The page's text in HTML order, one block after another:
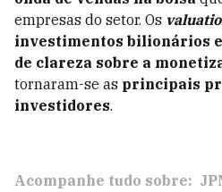
empresas do setor. Os
investimentos bilionários
de clareza sobre a
tornaram-se as principais
investidores.
Acompanhe tudo sobre: